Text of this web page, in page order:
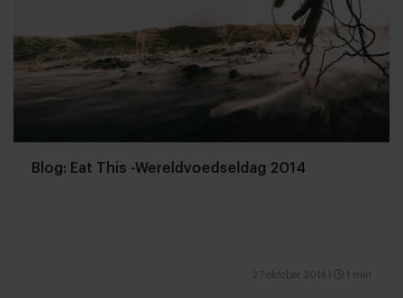
Blog: Eat This -Wereldvoedseldag 2014
27 oktober 2014 1 min